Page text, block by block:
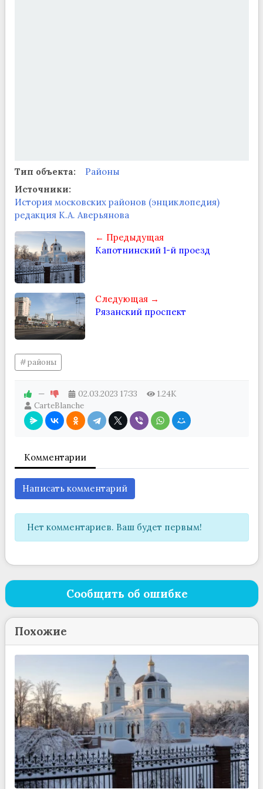
Тип объекта:
Районы
Источники:
История московских районов (энциклопедия)
редакция К.А. Аверьянова
← Предыдущая
Капотнинский 1-й проезд
Следующая →
Рязанский проспект
районы
— 02.03.2023 17:33
1.24K
CarteBlanche
Комментарии
Написать комментарий
Нет комментариев. Ваш будет первым!
Сообщить об ошибке
Похожие